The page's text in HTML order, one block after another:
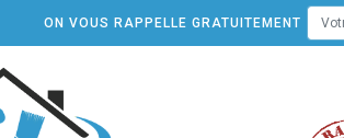
ON VOUS RAPPELLE GRATUITEMENT